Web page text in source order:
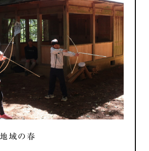
地域の春